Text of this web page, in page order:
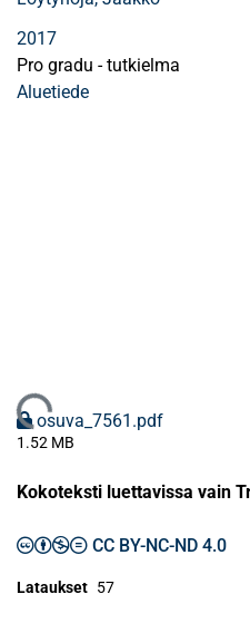
2017
Pro gradu - tutkielma
Aluetiede
Ladataan...osuva_7561.pdf
1.52 MB
Kokoteksti luettavissa vain
CC BY-NC-ND 4.0
Lataukset 57